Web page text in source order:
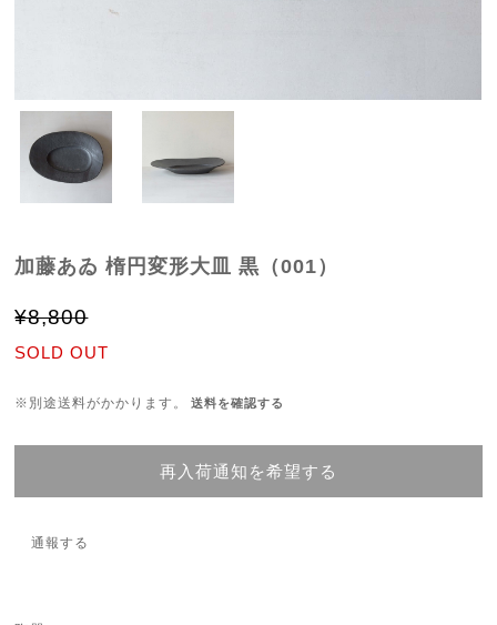
加藤あゐ 楕円変形大皿 黒（001）
¥8,800
SOLD OUT
※別途送料がかかります。 送料を確認する
再入荷通知を希望する
通報する